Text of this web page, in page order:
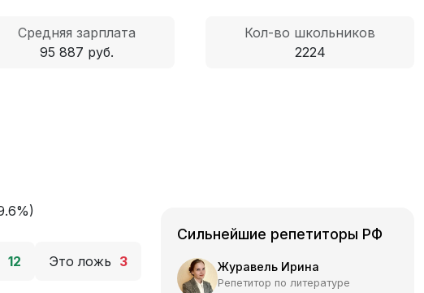
Средняя зарплата
95 887 руб.
Кол-во школьников
2224
12 Это ложь 3
Сильнейшие репетиторы РФ
Журавель Ирина
Репетитор по литературе